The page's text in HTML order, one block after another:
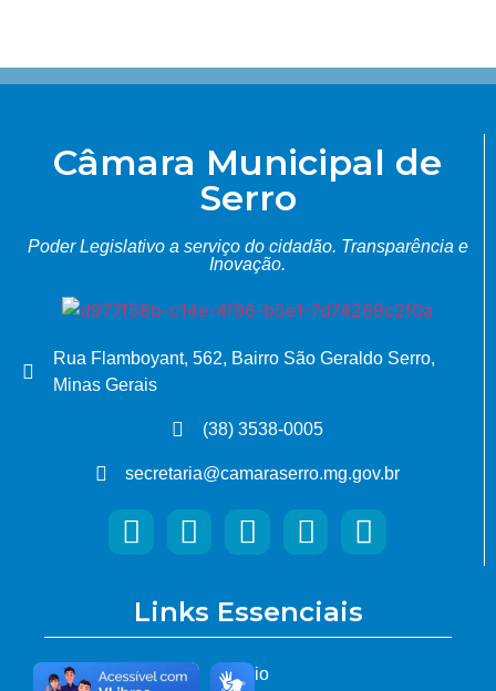
Câmara Municipal de
Serro
Poder Legislativo a serviço do cidadão. Transparência e
Inovação.
Rua Flamboyant, 562, Bairro São Geraldo Serro,
Minas Gerais
(38) 3538-0005
secretaria@camaraserro.mg.gov.br
Links Essenciais
Início